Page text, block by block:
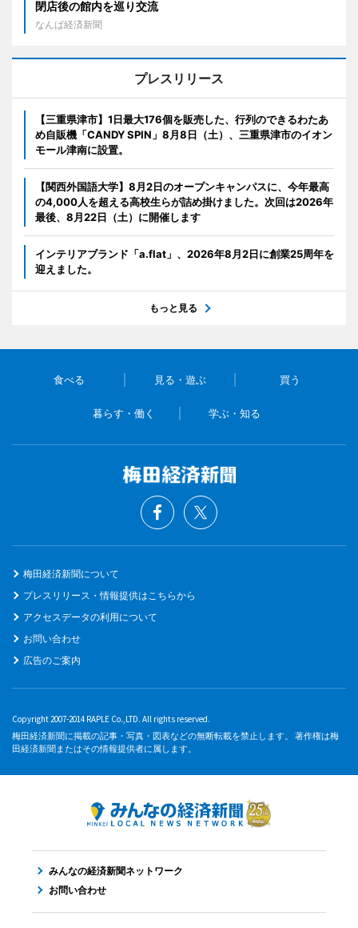
閉店後の館内を巡り交流
なんば経済新聞
プレスリリース
【三重県津市】1日最大176個を販売した、行列のできるわたあ
め自販機「CANDY SPIN」8月8日（土）、三重県津市のイオン
モール津南に設置。
【関西外国語大学】8月2日のオープンキャンパスに、今年最高
の4,000人を超える高校生らが詰め掛けました。次回は2026年
最後、8月22日（土）に開催します
インテリアブランド「a.flat」、2026年8月2日に創業25周年を
迎えました。
もっと見る
食べる 見る・遊ぶ 買う
暮らす・働く 学ぶ・知る
梅田経済新聞について
プレスリリース・情報提供はこちらから
アクセスデータの利用について
お問い合わせ
広告のご案内
Copyright 2007-2014 RAPLE Co.,LTD. All rights reserved.
梅田経済新聞に掲載の記事・写真・図表などの無断転載を禁止します。 著作権は梅
田経済新聞またはその情報提供者に属します。
みんなの経済新聞ネットワーク
お問い合わせ